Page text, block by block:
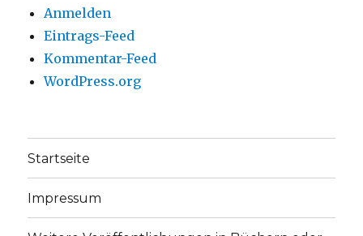
Anmelden
Eintrags-Feed
Kommentar-Feed
WordPress.org
Startseite
Impressum